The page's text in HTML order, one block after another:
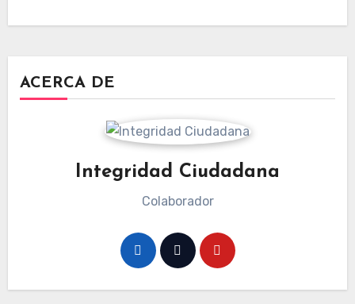
ACERCA DE
Integridad Ciudadana
Colaborador